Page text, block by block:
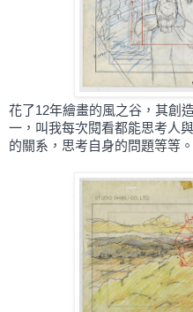
花了12年繪畫的風之谷，其創
一，叫我每次閱看都能思考人
的關系，思考自身的問題等等。